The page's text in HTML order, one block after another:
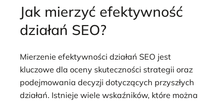
Jak mierzyć efektywność
działań SEO?
Mierzenie efektywności działań SEO jest
kluczowe dla oceny skuteczności strategii oraz
podejmowania decyzji dotyczących przyszłych
działań. Istnieje wiele wskaźników, które można